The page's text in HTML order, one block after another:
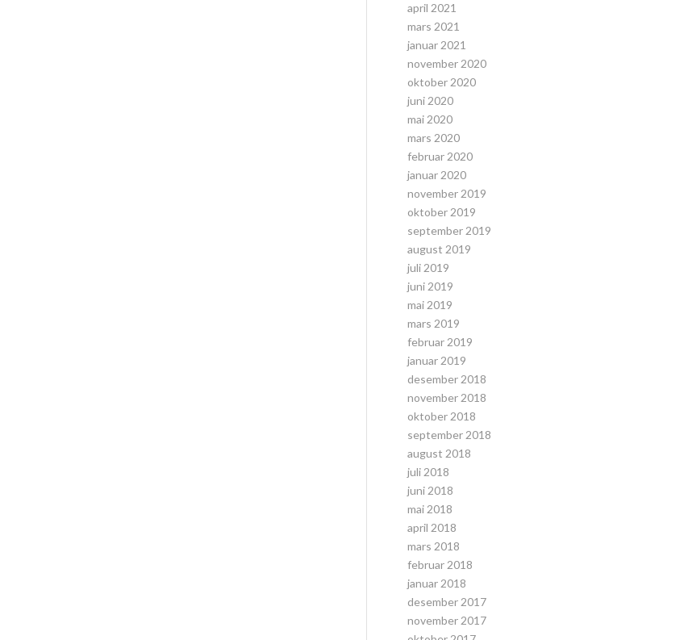
april 2021
mars 2021
januar 2021
november 2020
oktober 2020
juni 2020
mai 2020
mars 2020
februar 2020
januar 2020
november 2019
oktober 2019
september 2019
august 2019
juli 2019
juni 2019
mai 2019
mars 2019
februar 2019
januar 2019
desember 2018
november 2018
oktober 2018
september 2018
august 2018
juli 2018
juni 2018
mai 2018
april 2018
mars 2018
februar 2018
januar 2018
desember 2017
november 2017